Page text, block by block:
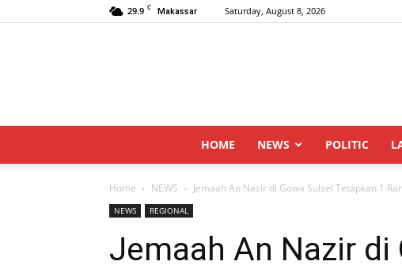
29.9 C Makassar Saturday, August 8, 2026
HOME NEWS POLITIC
Home NEWS Jemaah An Nazir di Gowa Sulsel Tetapkan 1
NEWS REGIONAL
Jemaah An Nazir di